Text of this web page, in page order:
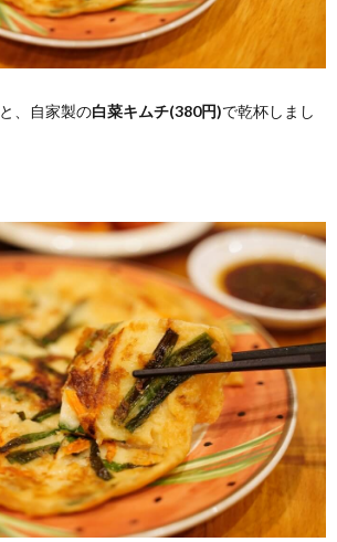
と、自家製の白菜キムチ(380円)で乾杯しまし